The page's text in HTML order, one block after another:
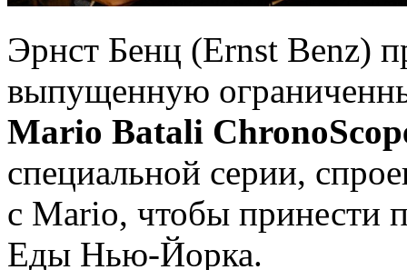
Эрнст Бенц (Ernst Benz)
выпущенную
Mario Batali
специальной серии,
с Mario, чтобы принести
Еды Нью-Йорка.